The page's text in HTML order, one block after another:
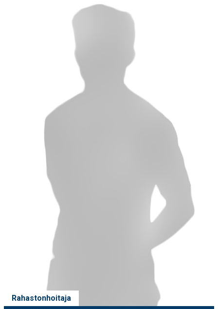
Rahastonhoitaja